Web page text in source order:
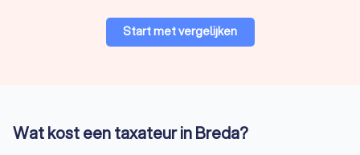
Start met vergelijken
Wat kost een taxateur in Breda?